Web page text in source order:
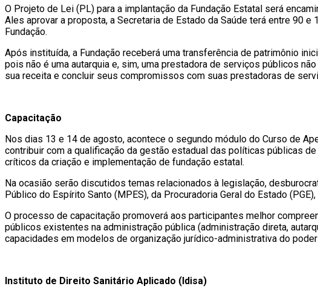
O Projeto de Lei (PL) para a implantação da Fundação Estatal será
Ales aprovar a proposta, a Secretaria de Estado da Saúde terá entre 90
Fundação.
Após instituída, a Fundação receberá uma transferência de patrimônio
pois não é uma autarquia e, sim, uma prestadora de serviços públicos
sua receita e concluir seus compromissos com suas prestadoras de
Capacitação
Nos dias 13 e 14 de agosto, acontece o segundo módulo do Curso de
contribuir com a qualificação da gestão estadual das políticas públicas
críticos da criação e implementação de fundação estatal.
Na ocasião serão discutidos temas relacionados à legislação,
Público do Espírito Santo (MPES), da Procuradoria Geral do Estado
O processo de capacitação promoverá aos participantes melhor
públicos existentes na administração pública (administração direta,
capacidades em modelos de organização jurídico-administrativa do
Instituto de Direito Sanitário Aplicado (Idisa)